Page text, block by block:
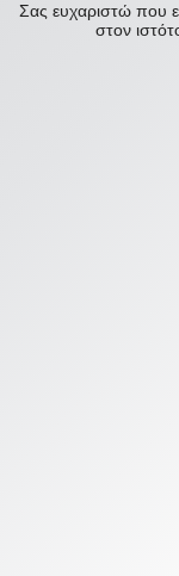
Σας ευχαριστώ που
στον